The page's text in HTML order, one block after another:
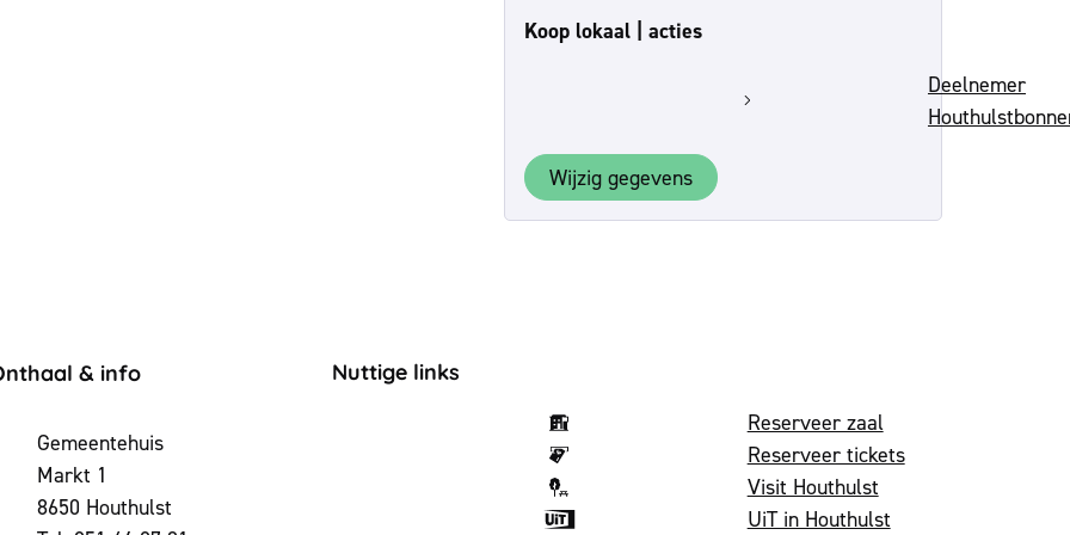
Koop lokaal | acties
Deelnemer
Wijzig gegevens
& openingsuren
& info
Gemeentehuis
Markt 1
,8650 Houthulst
Nuttige links
Reserveer zaal
Reserveer tickets
Visit Houthulst
UiT in Houthulst